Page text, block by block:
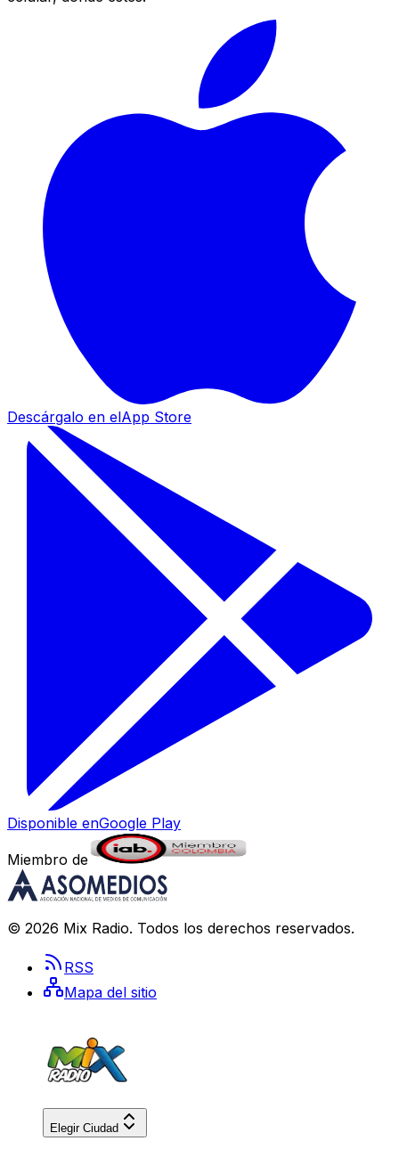
Descárgalo en elApp Store
Disponible enGoogle Play
Miembro de
© 2026 Mix Radio. Todos los derechos reservados.
RSS
Mapa del sitio
Elegir Ciudad